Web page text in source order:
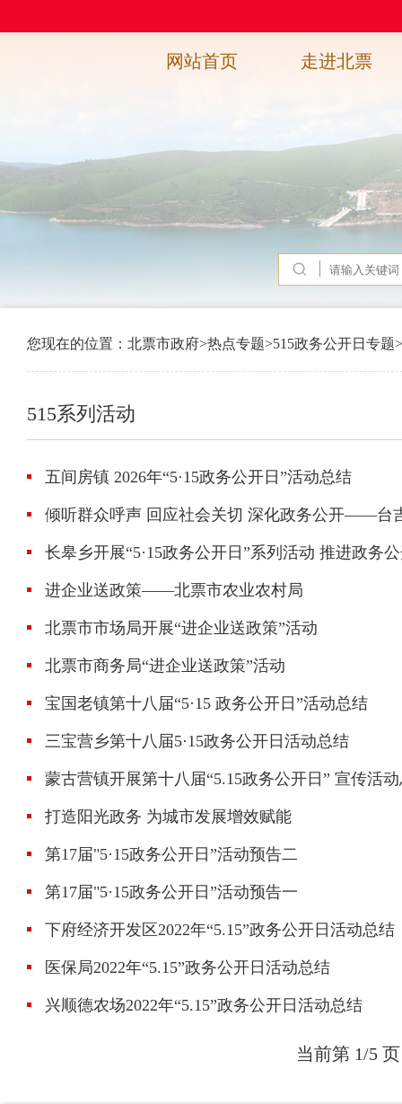
网站首页 走进北票
您现在的位置： 北票市政府>热点专题>515政务公开日专题>
515系列活动
五间房镇 2026年“5·15政务公开日”活动总结
倾听群众呼声 回应社会关切 深化政务公开——台
长皋乡开展“5·15政务公开日”系列活动 推进政务
进企业送政策——北票市农业农村局
北票市市场局开展“进企业送政策”活动
北票市商务局“进企业送政策”活动
宝国老镇第十八届“5·15 政务公开日”活动总结
三宝营乡第十八届5·15政务公开日活动总结
蒙古营镇开展第十八届“5.15政务公开日” 宣传活
打造阳光政务 为城市发展增效赋能
第17届"5·15政务公开日”活动预告二
第17届"5·15政务公开日”活动预告一
下府经济开发区2022年“5.15”政务公开日活动总结
医保局2022年“5.15”政务公开日活动总结
兴顺德农场2022年“5.15”政务公开日活动总结
当前第 1/5 页